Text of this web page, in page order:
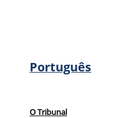
Português
O Tribunal